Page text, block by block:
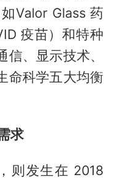
Valor Glass 药
疫苗）和特种
、显示技术、
命科学五大均衡
求
则发生在 2018